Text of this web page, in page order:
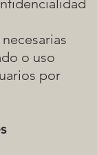
o uso
por